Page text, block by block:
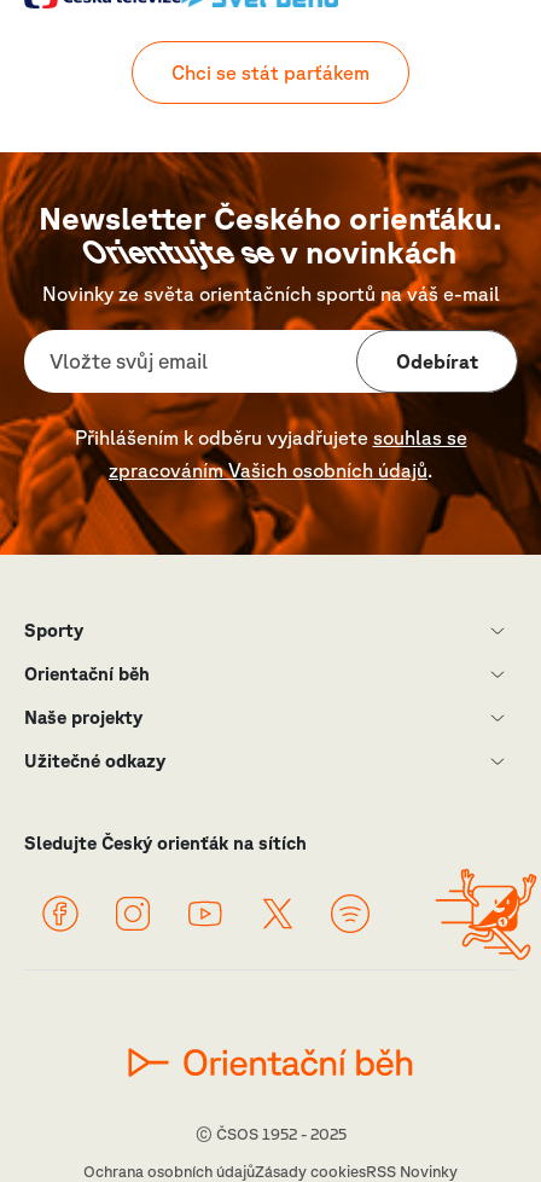
Chci se stát parťákem
Newsletter Českého orienťáku.
Orientujte sev novinkách
Novinky ze světa orientačních sportů na váš e-mail
Odebírat
Přihlášením k odběru vyjadřujete souhlas se
zpracováním Vašich osobních údajů.
Sledujte Český orienťák na sítích
Sporty
Orientační běh
Naše projekty
Užitečné odkazy
© ČSOS 1952 - 2025
Ochrana osobních údajůZásady cookiesRSS Novinky